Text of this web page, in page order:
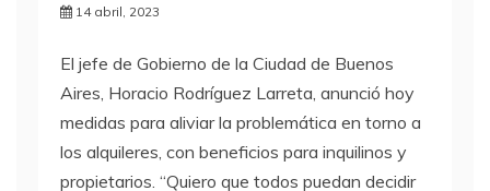
14 abril, 2023
El jefe de Gobierno de la Ciudad de Buenos
Aires, Horacio Rodríguez Larreta, anunció hoy
medidas para aliviar la problemática en torno a
los alquileres, con beneficios para inquilinos y
propietarios. “Quiero que todos puedan decidir